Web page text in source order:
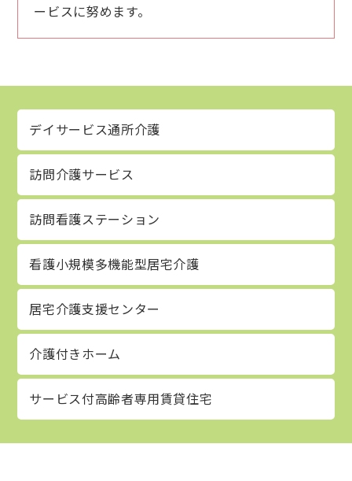
ービスに努めます。
デイサービス通所介護
訪問介護サービス
訪問看護ステーション
看護小規模多機能型居宅介護
居宅介護支援センター
介護付きホーム
サービス付高齢者専用賃貸住宅